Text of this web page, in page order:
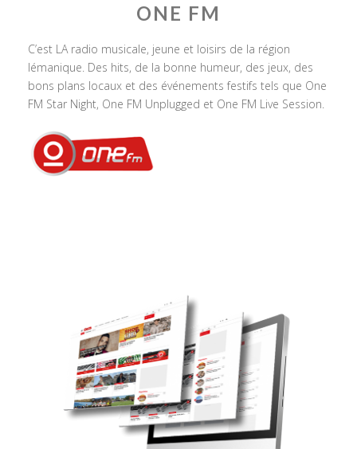
ONE FM
C’est LA radio musicale, jeune et loisirs de la région
lémanique. Des hits, de la bonne humeur, des jeux, des
bons plans locaux et des événements festifs tels que One
FM Star Night, One FM Unplugged et One FM Live Session.